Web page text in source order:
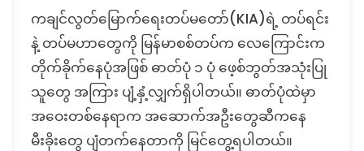
Check:
KIA
တပ်ရင်း
နဲ့
တပ်မဟာ
တွေ
ကို
ကချင်လွတ်မြောက်ရေးတပ်မတော်(KIA)ရဲ့ တပ်ရင်း
နဲ့ တပ်မဟာတွေကို မြန်မာစစ်တပ်က လေကြောင်းက
တိုက်ခိုက်နေပုံအဖြစ် ဓာတ်ပုံ ၁ ပုံ ဖေ့စ်ဘွတ်အသုံးပြု
သူတွေ အကြား ပျံ့နှံ့လျှက်ရှိပါတယ်။ ဓာတ်ပုံထဲမှာ
အဝေးတစ်နေရာက အဆောက်အဦးတွေဆီကနေ
မီးခိုးတွေ ပျံတက်နေတာကို မြင်တွေ့ရပါတယ်။